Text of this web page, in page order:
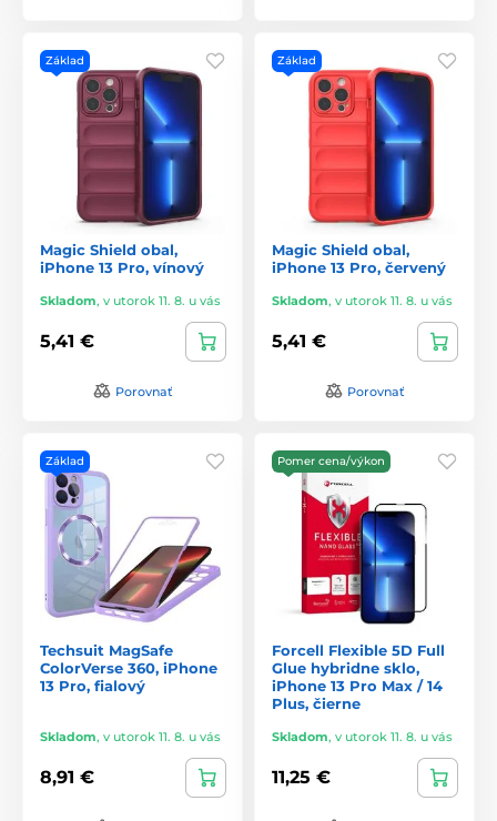
Základ
Magic Shield obal,
iPhone 13 Pro, vínový
Skladom, v utorok 11. 8. u vás
5,41 €
Porovnať
Základ
Magic Shield obal,
iPhone 13 Pro, červený
Skladom, v utorok 11. 8. u vás
5,41 €
Porovnať
Základ
Techsuit MagSafe
ColorVerse 360, iPhone
13 Pro, fialový
Skladom, v utorok 11. 8. u vás
8,91 €
Pomer cena/výkon
Forcell Flexible 5D Full
Glue hybridne sklo,
iPhone 13 Pro Max / 14
Plus, čierne
Skladom, v utorok 11. 8. u vás
11,25 €